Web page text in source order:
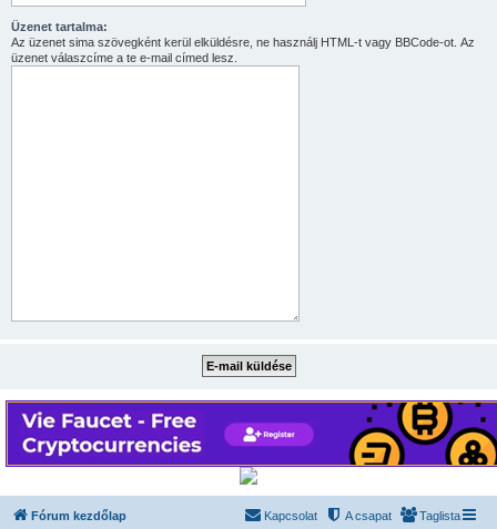
Üzenet tartalma:
Az üzenet sima szövegként kerül elküldésre, ne használj HTML-t vagy BBCode-ot. Az
üzenet válaszcíme a te e-mail címed lesz.
Fórum kezdőlap Taglista
A csapat
Kapcsolat